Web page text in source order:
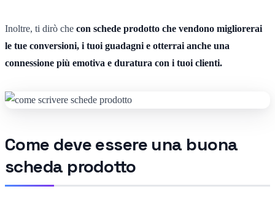
Inoltre, ti dirò che con schede prodotto che vendono migliorerai
le tue conversioni, i tuoi guadagni e otterrai anche una
connessione più emotiva e duratura con i tuoi clienti.
Come deve essere una buona
scheda prodotto